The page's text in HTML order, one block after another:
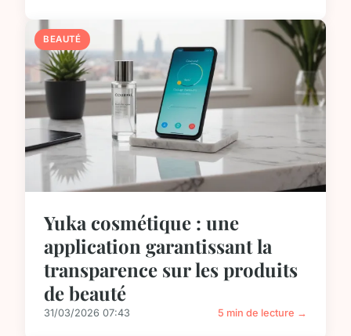
BEAUTÉ
Yuka cosmétique : une
application garantissant la
transparence sur les produits
de beauté
31/03/2026 07:43 5 min de lecture →